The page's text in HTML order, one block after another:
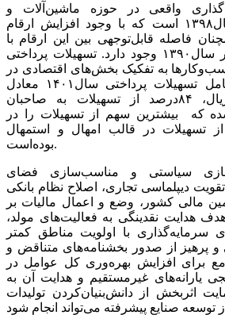
واقعی در حوزه ماشین‌آلات و
ساختمان مربوط به سال‌۱۳۹۸ است که با وجود افزایش ارقام
در سال‌۱۳۹۹ همچنان فاصله قابل‌توجهی بین این ارقام با
سطوح سرمایه‌گذاری در سال‌۱۳۹۰ وجود دارد. تسهیلات پرداختی
به تفکیک بخش‌های اقتصادی در
۱۲ ماهه سال‌۱۴۰۱ شامل تسهیلات پرداختی سال‌۱۴۰۱ معادل
۳۷‌هزار‌ و ۶۲۶میلیارد‌ریال، ۸۴‌درصد از تسهیلات به صاحبان
که بیشترین سهم از تسهیلات را در
تسهیلات در قالب امهال و استمهال
بوده‌است.
سیاستی و مناسب‌‌‌‌‌سازی فضای
دیپلماسی تجاری، اصلاح نظام بانکی
مالی کشور، وضع و اعمال مالیات بر
هدایت نقدینگی به فعالیت‌‌‌‌‌های مولد،
سرمایه‌گذاری با اولویت مناطق کمتر
و پرهیز از صدور بخشنامه‌‌‌‌‌های متناقض و
برای افزایش بهره‌‌‌‌‌وری کل عوامل در
یارانه‌‌‌‌‌های غیر‌مستقیم و هدایت آن به
اثربخش از دانش‌بنیان‌کردن تولیدات